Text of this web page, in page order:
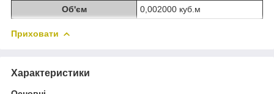
Об'єм
0,002000 куб.м
Приховати
Характеристики